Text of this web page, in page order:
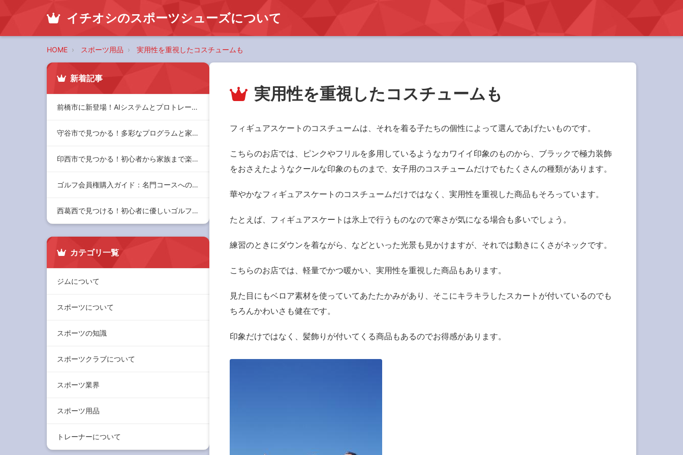
イチオシのスポーツシューズについて
HOME スポーツ用品 実用性を重視したコスチュームも
実用性を重視したコスチュームも
フィギュアスケートのコスチュームは、それを着る子たちの個性によって選んであげたいものです。
こちらのお店では、ピンクやフリルを多用しているようなカワイイ印象のものから、ブラックで極力装飾
をおさえたようなクールな印象のものまで、女子用のコスチュームだけでもたくさんの種類があります。
華やかなフィギュアスケートのコスチュームだけではなく、実用性を重視した商品もそろっています。
たとえば、フィギュアスケートは氷上で行うものなので寒さが気になる場合も多いでしょう。
練習のときにダウンを着ながら、などといった光景も見かけますが、それでは動きにくさがネックです。
こちらのお店では、軽量でかつ暖かい、実用性を重視した商品もあります。
見た目にもベロア素材を使っていてあたたかみがあり、そこにキラキラしたスカートが付いているのでも
ちろんかわいさも健在です。
印象だけではなく、髪飾りが付いてくる商品もあるのでお得感があります。
新着記事
前橋市に新登場！AIシステムとプロトレーナーがサポートする最…
守谷市で見つかる！多彩なプログラムと家族で楽しめるジムの選び…
印西市で見つかる！初心者から家族まで楽しめるおすすめジムと充…
ゴルフ会員権購入ガイド：名門コースへのアクセスと家族で楽しむ…
西葛西で見つける！初心者に優しいゴルフレッスンとコミュニティ…
カテゴリ一覧
ジムについて
スポーツについて
スポーツの知識
スポーツクラブについて
スポーツ業界
スポーツ用品
トレーナーについて